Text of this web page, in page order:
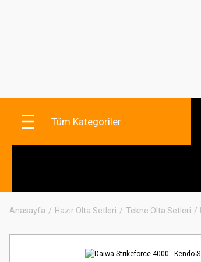
Tüm Kategoriler
Anasayfa Hazır Olta Setleri Tekne Olta Setleri